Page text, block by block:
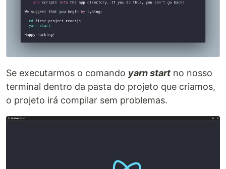
Se executarmos o comando yarn start no nosso
terminal dentro da pasta do projeto que criamos,
o projeto irá compilar sem problemas.